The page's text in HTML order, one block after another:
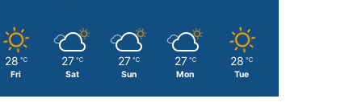
28 ℃
Fri
27 ℃
Sat
27 ℃
Sun
27 ℃
Mon
28 ℃
Tue